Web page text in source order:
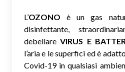
L’OZONO è un gas
disinfettante,
debellareVIRUS E
l’aria e le superfici ed è
Covid-19 in qualsiasi